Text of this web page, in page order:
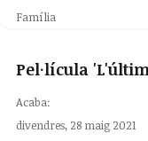
Família
Pel·lícula
Acaba:
divendres, 28 maig 2021